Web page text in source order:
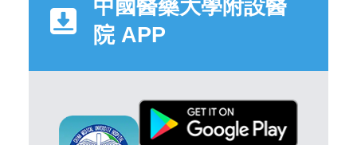
中國醫藥大學附設醫
院 APP